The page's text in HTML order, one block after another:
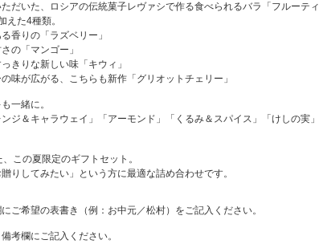
だいた、ロシアの伝統菓子レヴァシで作る食べられるバラ「フルーティ
えた4種類。
香りの「ラズベリー」
の「マンゴー」
きりな新しい味「キウィ」
味が広がる、こちらも新作「グリオットチェリー」
一緒に。
ジ＆キャラウェイ」「アーモンド」「くるみ＆スパイス」「けしの実」
この夏限定のギフトセット。
りしてみたい」という方に最適な詰め合わせです。
ご希望の表書き（例：お中元／松村）をご記入ください。
考欄にご記入ください。